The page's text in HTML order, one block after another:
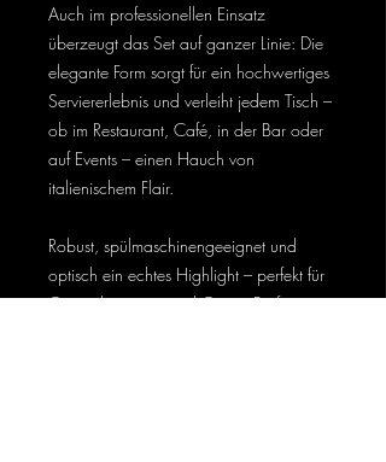
Auch im professionellen Einsatz
überzeugt das Set auf ganzer Linie: Die
elegante Form sorgt für ein hochwertiges
Serviererlebnis und verleiht jedem Tisch –
ob im Restaurant, Café, in der Bar oder
auf Events – einen Hauch von
italienischem Flair.
Robust, spülmaschinengeeignet und
optisch ein echtes Highlight – perfekt für
Gastgeber:innen und Gastro-Profis mit